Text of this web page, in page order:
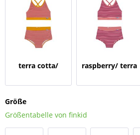
terra cotta/
sunflower
raspberry/ terra
cotta
Größe
Größentabelle von finkid